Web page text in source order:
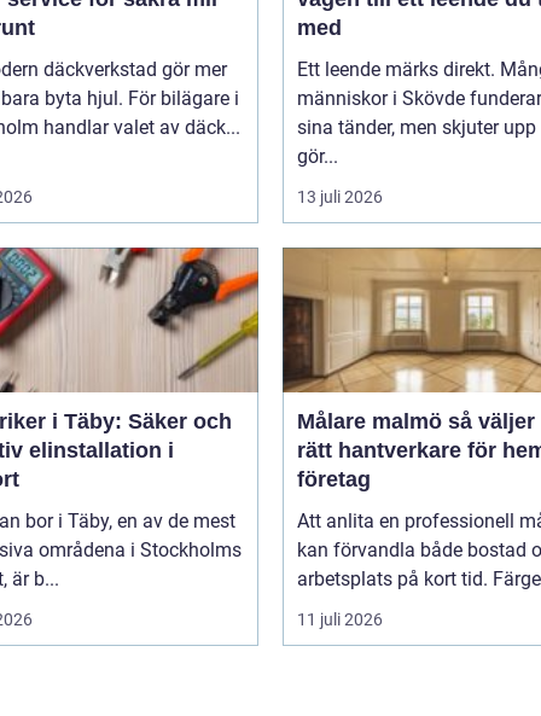
däckverkstad gör mer
byta hjul. För bilägare i
handlar valet av däck...
med
Ett leende märks direkt.
människor i Skövde
sina tänder, men skjuter
gör...
13 juli 2026
i Täby: Säker och
elinstallation i
bor i Täby, en av de mest
områdena i Stockholms
är b...
Målare malmö så väljer du
rätt hantverkare för
företag
Att anlita en professionell
kan förvandla både bostad
arbetsplats på kort tid.
11 juli 2026